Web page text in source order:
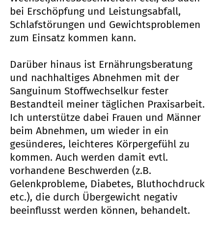
bei Erschöpfung und Leistungsabfall,
Schlafstörungen und Gewichtsproblemen
zum Einsatz kommen kann.
Darüber hinaus ist Ernährungsberatung
und nachhaltiges Abnehmen mit der
Sanguinum Stoffwechselkur fester
Bestandteil meiner täglichen Praxisarbeit.
Ich unterstütze dabei Frauen und Männer
beim Abnehmen, um wieder in ein
gesünderes, leichteres Körpergefühl zu
kommen. Auch werden damit evtl.
vorhandene Beschwerden (z.B.
Gelenkprobleme, Diabetes, Bluthochdruck
etc.), die durch Übergewicht negativ
beeinflusst werden können, behandelt.